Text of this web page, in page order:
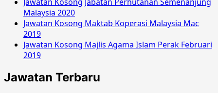
Malaysia 2020
Jawatan Kosong Maktab Koperasi Malaysia Mac
2019
Jawatan Kosong Majlis Agama Islam Perak Februari
2019
Jawatan Terbaru